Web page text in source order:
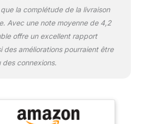
la complétude de la livraison
Avec une note moyenne de 4,2
offre un excellent rapport
des améliorations pourraient être
connexions.